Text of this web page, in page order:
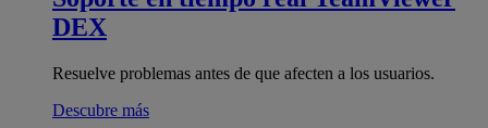
DEX
Resuelve problemas antes de que afecten a los usuarios.
Descubre más